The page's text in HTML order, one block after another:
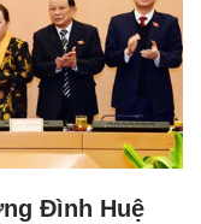
Đình Huệ